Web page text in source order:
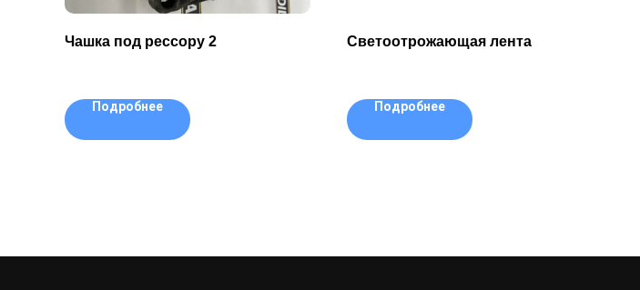
Чашка под рессору 2
Подробнее
Светоотрожающая лента
Подробнее